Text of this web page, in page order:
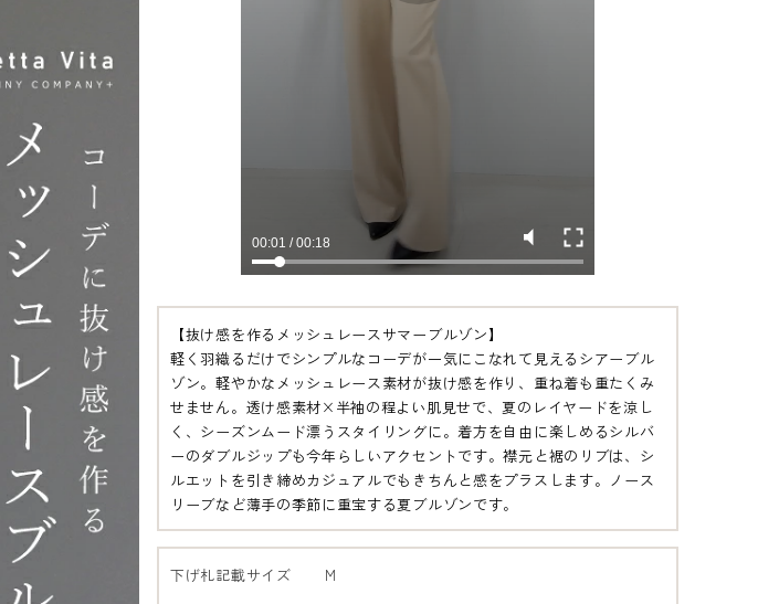
【抜け感を作るメッシュレースサマーブルゾン】
軽く羽織るだけでシンプルなコーデが一気にこなれて見えるシアーブル
ゾン。軽やかなメッシュレース素材が抜け感を作り、重ね着も重たくみ
せません。透け感素材×半袖の程よい肌見せで、夏のレイヤードを涼し
く、シーズンムード漂うスタイリングに。着方を自由に楽しめるシルバ
ーのダブルジップも今年らしいアクセントです。襟元と裾のリブは、シ
ルエットを引き締めカジュアルでもきちんと感をプラスします。ノース
リーブなど薄手の季節に重宝する夏ブルゾンです。
下げ札記載サイズ M